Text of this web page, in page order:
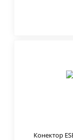
Конектор